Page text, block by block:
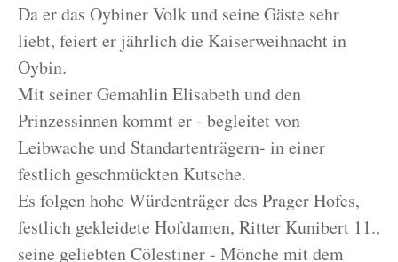
Da er das Oybiner Volk und seine Gäste sehr
liebt, feiert er jährlich die Kaiserweihnacht in
Oybin.
Mit seiner Gemahlin Elisabeth und den
Prinzessinnen kommt er - begleitet von
Leibwache und Standartenträgern- in einer
festlich geschmückten Kutsche.
Es folgen hohe Würdenträger des Prager Hofes,
festlich gekleidete Hofdamen, Ritter Kunibert 11.,
seine geliebten Cölestiner - Mönche mit dem